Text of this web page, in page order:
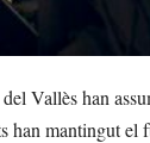
Vallès han
han mantingut